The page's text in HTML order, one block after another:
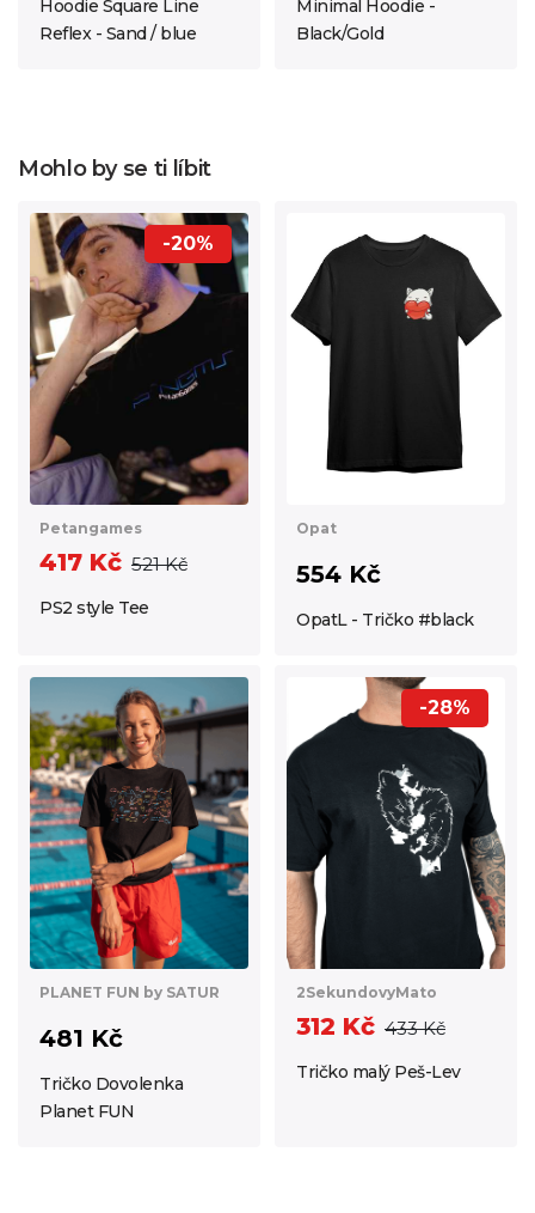
Hoodie Square Line
Reflex - Sand / blue
Minimal Hoodie -
Black/Gold
Mohlo by se ti líbit
Petangames
417 Kč 521 Kč
PS2 style Tee
-20%
Opat
554 Kč
OpatL - Tričko #black
PLANET FUN by SATUR
481 Kč
Tričko Dovolenka
Planet FUN
2SekundovyMato
312 Kč 433 Kč
Tričko malý Peš-Lev
-28%